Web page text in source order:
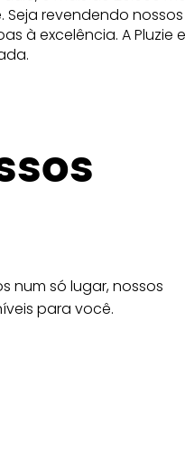
Seja revendendo
à excelência. A
num só lugar, nossos
para você.